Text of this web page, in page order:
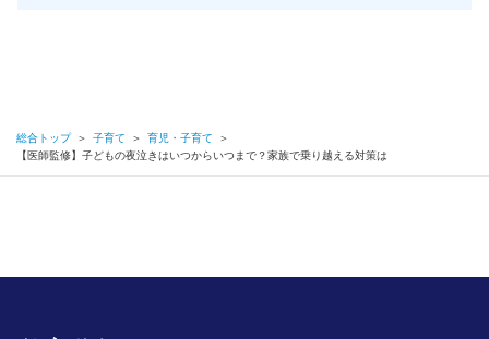
総合トップ ＞ 子育て ＞ 育児・子育て
＞
【医師監修】子どもの夜泣きはいつからいつまで？家族で乗り越える対策は